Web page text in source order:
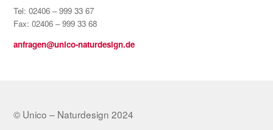
Tel: 02406 – 999 33 67
Fax: 02406 – 999 33 68
anfragen@unico-naturdesign.de
© Unico – Naturdesign 2024